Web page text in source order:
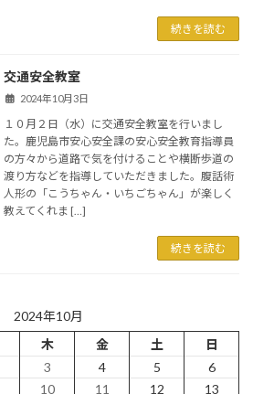
続きを読む
交通安全教室
2024年10月3日
１０月２日（水）に交通安全教室を行いまし
た。鹿児島市安心安全課の安心安全教育指導員
の方々から道路で気を付けることや横断歩道の
渡り方などを指導していただきました。腹話術
人形の「こうちゃん・いちごちゃん」が楽しく
教えてくれま […]
続きを読む
2024年10月
木 金 土
日
3 4 5
6
10 11 12 13